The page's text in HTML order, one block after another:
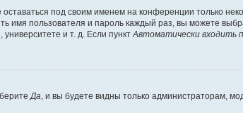
оставаться под своим именем на конференции только
имя пользователя и пароль каждый раз, вы можете
и т. д. Если пунктАвтоматически входить
Да, и вы будете видны только администраторам,